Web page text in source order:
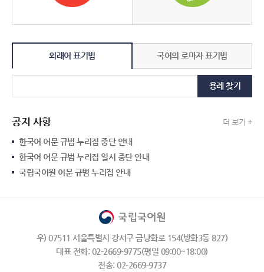
외래어 표기법 국어의 로마자 표기법
용례 찾기
공지 사항 더 보기 +
한국어 어문 규범 누리집 중단 안내
한국어 어문 규범 누리집 일시 중단 안내
국립국어원 어문 규범 누리집 안내
우) 07511 서울특별시 강서구 금낭화로 154(방화3동 827)
대표 전화: 02-2669-9775(평일 09:00~18:00)
전송: 02-2669-9737